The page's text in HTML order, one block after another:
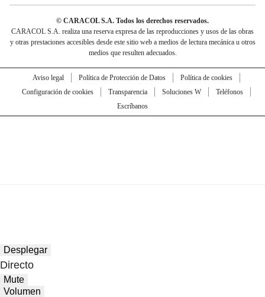
© CARACOL S.A. Todos los derechos reservados.
CARACOL S.A. realiza una reserva expresa de las reproducciones y usos de las obras
y otras prestaciones accesibles desde este sitio web a medios de lectura mecánica u otros
medios que resulten adecuados.
Aviso legal Política de Protección de Datos
Política de cookies
Configuración de cookies
Transparencia Soluciones W
Teléfonos
Escríbanos
Desplegar
Directo
Mute
Volumen